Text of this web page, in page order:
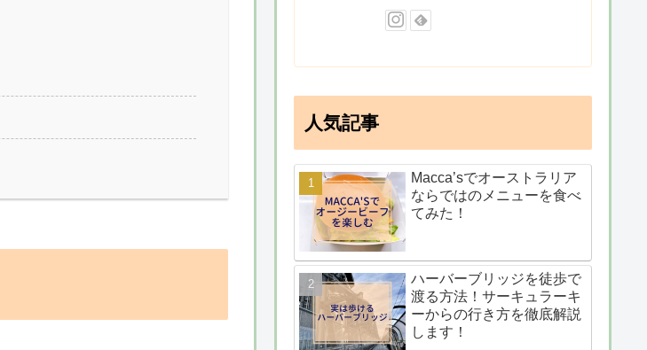
人気記事
Macca’sでオーストラリア
ならではのメニューを食べ
てみた！
ハーバーブリッジを徒歩で
渡る方法！サーキュラーキ
ーからの行き方を徹底解説
します！